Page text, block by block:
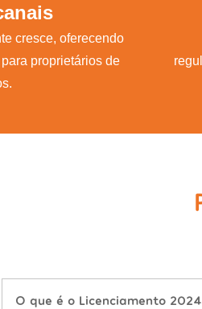
cresce, oferecendo
proprietários de
O que é o Licenciamento